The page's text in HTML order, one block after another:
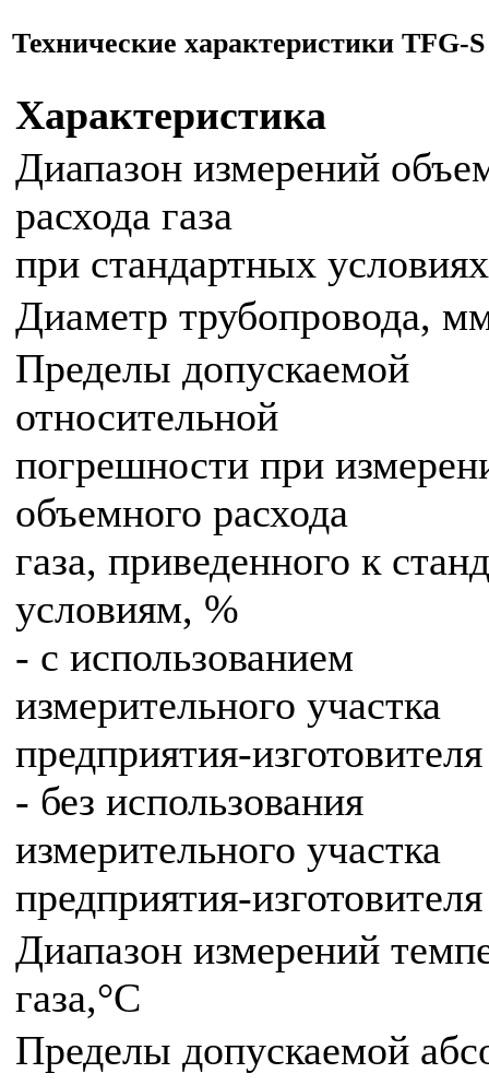
Технические характеристики TFG-
Характеристика
Диапазон измерений
расхода газа
при стандартных
Диаметр трубопровода,
Пределы допускаемой
относительной
погрешности при
объемного расхода
газа, приведенного к
условиям, %
- с использованием
измерительного участка
предприятия-изготовителя
- без использования
измерительного участка
предприятия-изготовителя
Диапазон измерений
газа,°С
Пределы допускаемой